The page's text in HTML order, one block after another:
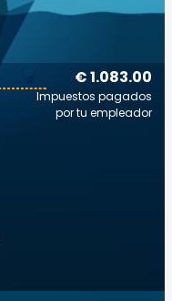
€ 1.083.00
Impuestos pagados
por tu empleador